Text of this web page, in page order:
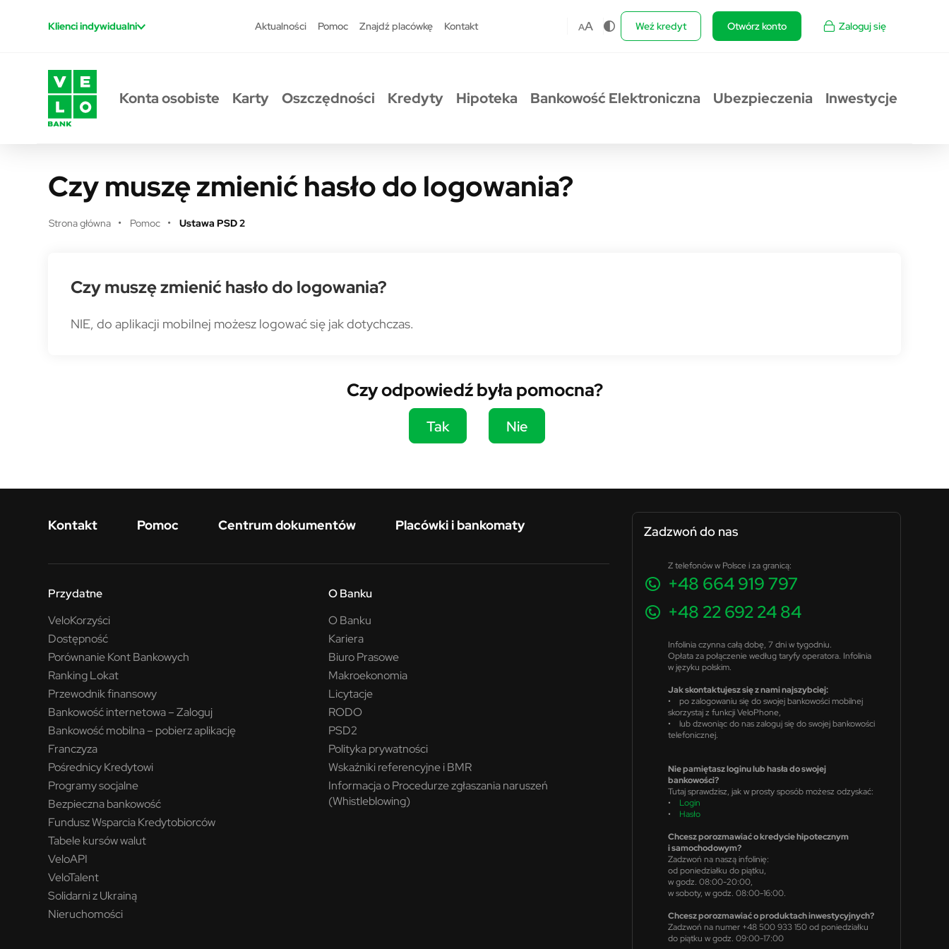
Klienci indywidualni Aktualności Pomoc Znajdź placówkę Kontakt AA Weź kredyt Otwórz konto Zaloguj się
Konta osobiste Karty Oszczędności Kredyty Hipoteka Bankowość Elektroniczna Ubezpieczenia Inwestycje
Czy muszę zmienić hasło do logowania?
Strona główna Pomoc Ustawa PSD 2
Czy muszę zmienić hasło do logowania?
NIE, do aplikacji mobilnej możesz logować się jak dotychczas.
Czy odpowiedź była pomocna?
Tak Nie
Menu w stopce
Kontakt Pomoc Centrum dokumentów Placówki i bankomaty
Przydatne
VeloKorzyści
Dostępność
Porównanie Kont Bankowych
Ranking Lokat
Przewodnik finansowy
Bankowość internetowa – Zaloguj
Bankowość mobilna – pobierz aplikację
Franczyza
Pośrednicy Kredytowi
Programy socjalne
Bezpieczna bankowość
Fundusz Wsparcia Kredytobiorców
Tabele kursów walut
VeloAPI
VeloTalent
Solidarni z Ukrainą
Nieruchomości
O Banku
O Banku
Kariera
Biuro Prasowe
Makroekonomia
Licytacje
RODO
PSD2
Polityka prywatności
Wskaźniki referencyjne i BMR
Informacja o Procedurze zgłaszania naruszeń
(Whistleblowing)
Zadzwoń do nas
Z telefonów w Polsce i za granicą:
+48 664 919 797
+48 22 692 24 84
Infolinia czynna całą dobę, 7 dni w tygodniu.
Opłata za połączenie według taryfy operatora. Infolinia
w języku polskim.
Jak skontaktujesz się z nami najszybciej:
• po zalogowaniu się do swojej bankowości mobilnej
skorzystaj z funkcji VeloPhone,
• lub dzwoniąc do nas zaloguj się do swojej bankowości
telefonicznej.
Nie pamiętasz loginu lub hasła do swojej
bankowości?
Tutaj sprawdzisz, jak w prosty sposób możesz odzyskać:
• Login
• Hasło
Chcesz porozmawiać o kredycie hipotecznym
i samochodowym?
Zadzwoń na naszą infolinię:
od poniedziałku do piątku,
w godz. 08:00-20:00,
w soboty, w godz. 08:00-16:00.
Chcesz porozmawiać o produktach inwestycyjnych?
Zadzwoń na numer +48 500 933 150 od poniedziałku
do piątku w godz. 09:00-17:00